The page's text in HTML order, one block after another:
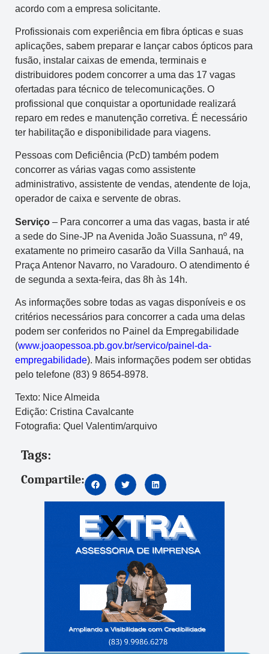
acordo com a empresa solicitante.
Profissionais com experiência em fibra ópticas e suas
aplicações, sabem preparar e lançar cabos ópticos para
fusão, instalar caixas de emenda, terminais e
distribuidores podem concorrer a uma das 17 vagas
ofertadas para técnico de telecomunicações. O
profissional que conquistar a oportunidade realizará
reparo em redes e manutenção corretiva. É necessário
ter habilitação e disponibilidade para viagens.
Pessoas com Deficiência (PcD) também podem
concorrer as várias vagas como assistente
administrativo, assistente de vendas, atendente de loja,
operador de caixa e servente de obras.
Serviço – Para concorrer a uma das vagas, basta ir até
a sede do Sine-JP na Avenida João Suassuna, nº 49,
exatamente no primeiro casarão da Villa Sanhauá, na
Praça Antenor Navarro, no Varadouro. O atendimento é
de segunda a sexta-feira, das 8h às 14h.
As informações sobre todas as vagas disponíveis e os
critérios necessários para concorrer a cada uma delas
podem ser conferidos no Painel da Empregabilidade
(www.joaopessoa.pb.gov.br/servico/painel-da-
empregabilidade). Mais informações podem ser obtidas
pelo telefone (83) 9 8654-8978.
Texto: Nice Almeida
Edição: Cristina Cavalcante
Fotografia: Quel Valentim/arquivo
Tags:
Compartile: